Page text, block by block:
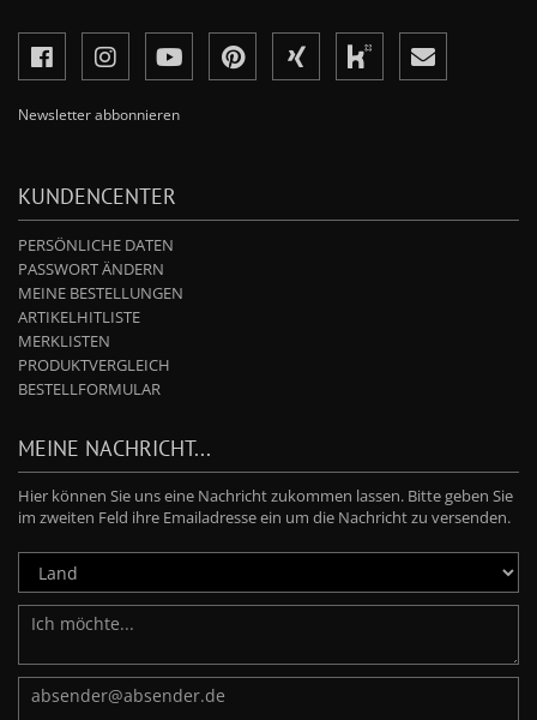
Newsletter abbonnieren
KUNDENCENTER
PERSÖNLICHE DATEN
PASSWORT ÄNDERN
MEINE BESTELLUNGEN
ARTIKELHITLISTE
MERKLISTEN
PRODUKTVERGLEICH
BESTELLFORMULAR
MEINE NACHRICHT...
Hier können Sie uns eine Nachricht zukommen lassen. Bitte geben Sie
im zweiten Feld ihre Emailadresse ein um die Nachricht zu versenden.